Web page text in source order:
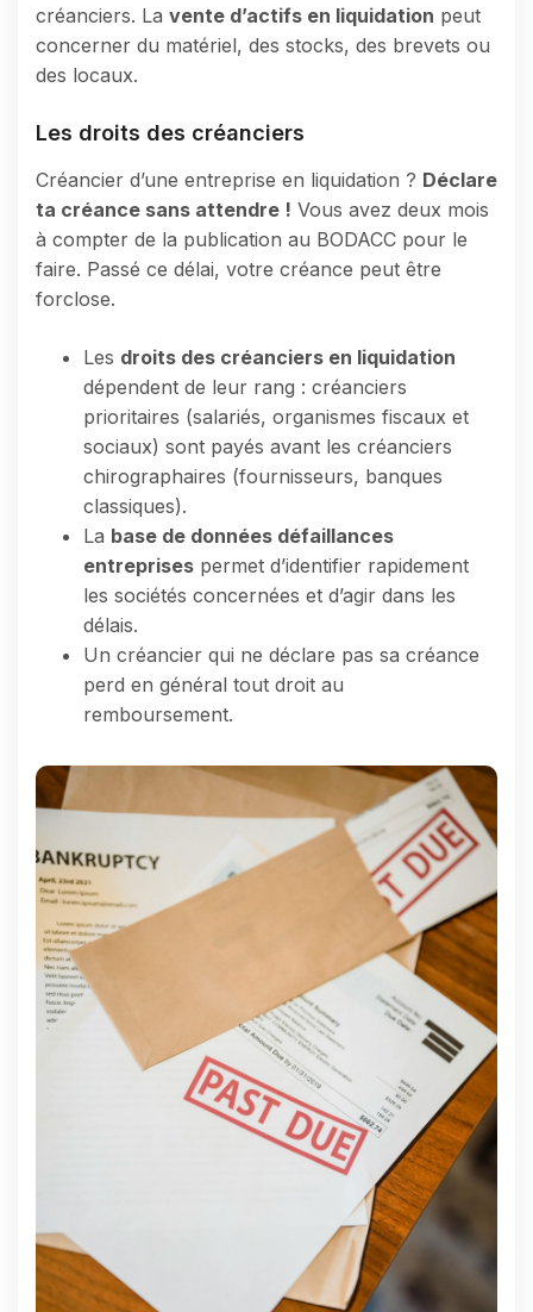
créanciers. La vente d’actifs en liquidation peut
concerner du matériel, des stocks, des brevets ou
des locaux.
Les droits des créanciers
Créancier d’une entreprise en liquidation ? Déclare
ta créance sans attendre ! Vous avez deux mois
à compter de la publication au BODACC pour le
faire. Passé ce délai, votre créance peut être
forclose.
Les droits des créanciers en liquidation
dépendent de leur rang : créanciers
prioritaires (salariés, organismes fiscaux et
sociaux) sont payés avant les créanciers
chirographaires (fournisseurs, banques
classiques).
La base de données défaillances
entreprises permet d’identifier rapidement
les sociétés concernées et d’agir dans les
délais.
Un créancier qui ne déclare pas sa créance
perd en général tout droit au
remboursement.